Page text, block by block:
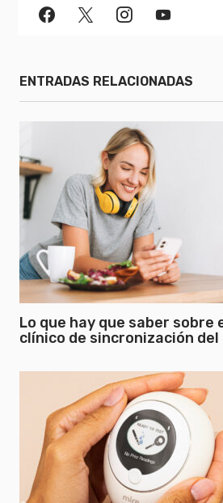
ENTRADAS RELACIONADAS
Lo que hay que saber sobre
clínico de sincronización